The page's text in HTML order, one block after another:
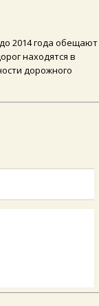
2014 года обещают
находятся в
дорожного